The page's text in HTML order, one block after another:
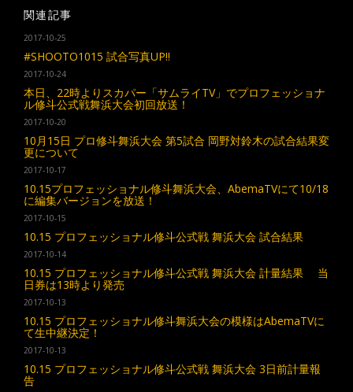
関連記事
2017-10-25
#SHOOTO1015 試合写真UP!!
2017-10-24
本日、22時よりスカパー「サムライTV」でプロフェッショナ
ル修斗公式戦舞浜大会初回放送！
2017-10-20
10月15日 プロ修斗舞浜大会 第5試合 岡野対鈴木の試合結果変
更について
2017-10-17
10.15プロフェッショナル修斗舞浜大会、AbemaTVにて10/18
に編集バージョンを放送！
2017-10-15
10.15 プロフェッショナル修斗公式戦 舞浜大会 試合結果
2017-10-14
10.15 プロフェッショナル修斗公式戦 舞浜大会 計量結果 当
日券は13時より発売
2017-10-13
10.15 プロフェッショナル修斗舞浜大会の模様はAbemaTVに
て生中継決定！
2017-10-13
10.15 プロフェッショナル修斗公式戦 舞浜大会 3日前計量報
告